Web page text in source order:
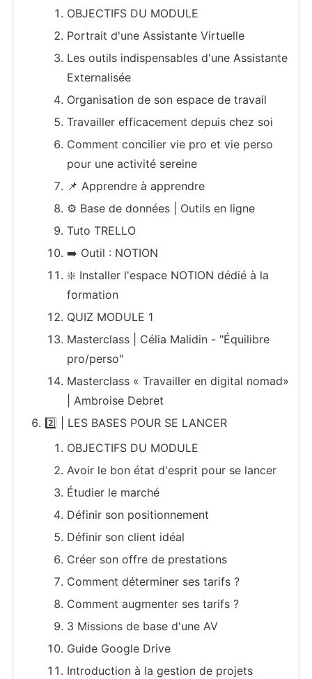
OBJECTIFS DU MODULE
Portrait d'une Assistante Virtuelle
Les outils indispensables d'une Assistante
Externalisée
Organisation de son espace de travail
Travailler efficacement depuis chez soi
Comment concilier vie pro et vie perso
pour une activité sereine
📌 Apprendre à apprendre
⚙️ Base de données | Outils en ligne
Tuto TRELLO
➡️ Outil : NOTION
❇️ Installer l'espace NOTION dédié à la
formation
QUIZ MODULE 1
Masterclass | Célia Malidin - "Équilibre
pro/perso"
Masterclass « Travailler en digital nomad»
| Ambroise Debret
2️⃣ | LES BASES POUR SE LANCER
OBJECTIFS DU MODULE
Avoir le bon état d'esprit pour se lancer
Étudier le marché
Définir son positionnement
Définir son client idéal
Créer son offre de prestations
Comment déterminer ses tarifs ?
Comment augmenter ses tarifs ?
3 Missions de base d'une AV
Guide Google Drive
Introduction à la gestion de projets